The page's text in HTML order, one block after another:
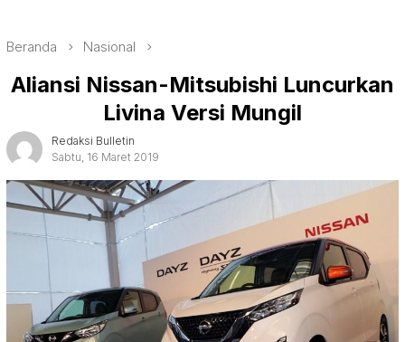
Beranda Nasional
Aliansi Nissan-Mitsubishi Luncurkan
Livina Versi Mungil
Redaksi Bulletin
Sabtu, 16 Maret 2019